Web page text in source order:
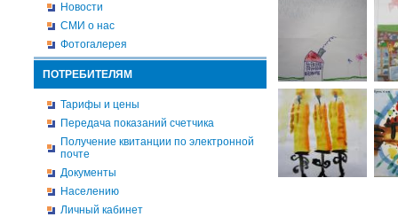
Новости
СМИ о нас
Фотогалерея
ПОТРЕБИТЕЛЯМ
Тарифы и цены
Передача показаний счетчика
Получение квитанции по электронной
почте
Документы
Населению
Личный кабинет